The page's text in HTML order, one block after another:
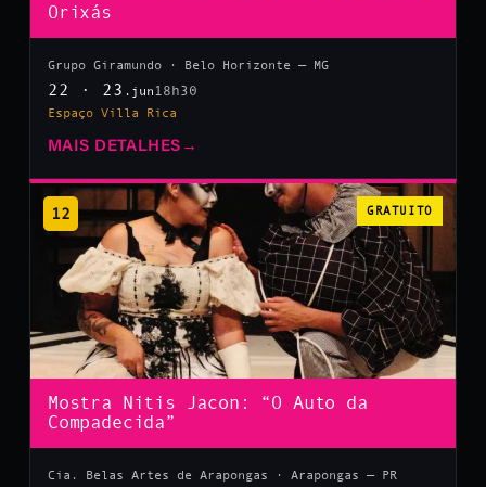
Orixás
Grupo Giramundo · Belo Horizonte — MG
22 · 23 .jun 18h30
Espaço Villa Rica
MAIS DETALHES →
12 GRATUITO
Mostra Nitis Jacon: “O Auto da
Compadecida”
Cia. Belas Artes de Arapongas · Arapongas — PR